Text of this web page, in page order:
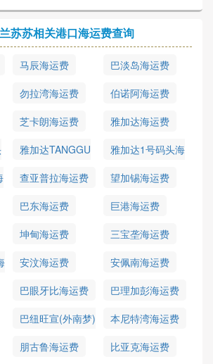
苏苏相关港口海运费查询
马辰海运费
巴淡岛海运费
勿拉湾海运费
伯诺阿海运费
芝卡朗海运费
雅加达海运费
雅加达TANGGU
码头海运费
雅加达1号码头海
运费
查亚普拉海运费
望加锡海运费
巴东海运费
巨港海运费
坤甸海运费
三宝垄海运费
安汶海运费
安佩南海运费
巴眼牙比海运费
巴理加彭海运费
巴纽旺宣(外南梦)
海运费
本尼特湾海运费
朋古鲁海运费
比亚克海运费